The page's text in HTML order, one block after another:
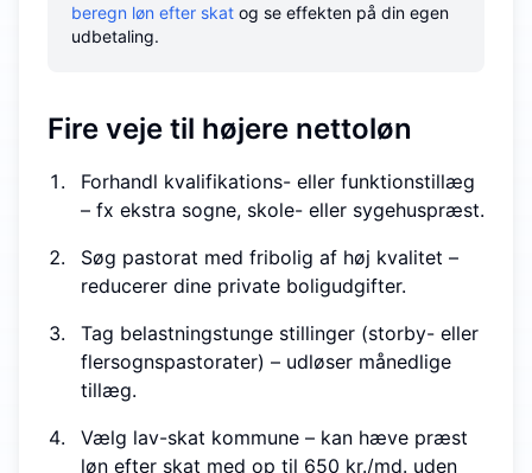
beregn løn efter skat og se effekten på din egen
udbetaling.
Fire veje til højere nettoløn
Forhandl kvalifikations- eller funktions­tillæg
– fx ekstra sogne, skole- eller sygehuspræst.
Søg pastorat med fribolig af høj kvalitet –
reducerer dine private boligudgifter.
Tag belastnings­tunge stillinger (storby- eller
flersognspastorater) – udløser månedlige
tillæg.
Vælg lav-skat kommune – kan hæve præst
løn efter skat med op til 650 kr./md. uden